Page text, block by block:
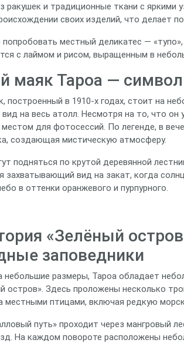
ракушек и традиционные ткани с
своих изделий, что делает
попробовать местный деликатес —
с лаймом и рисом, выращенным в
маяк Тароа —
построенный в 1910‑х годах, стоит на
на весь атолл. Несмотря на то, что он
для фотосессий. По легенде, в
создающая мистическую атмосферу.
подняться по крутой деревянной
захватывающий вид на закат, когда
в оттенки оранжевого и пурпурного.
«Зелёный
заповедники
небольшие размеры, Тароа обладает
остров». Здесь проложены несколько
местными птицами, включая редкую
путь» проходит через мангровый
На каждом повороте расположены